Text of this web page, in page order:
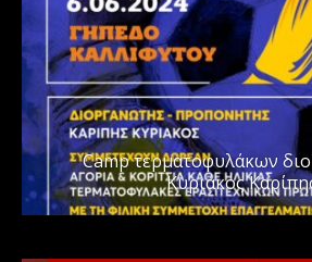
Camp τερματοφυλάκων
Κυριάκος